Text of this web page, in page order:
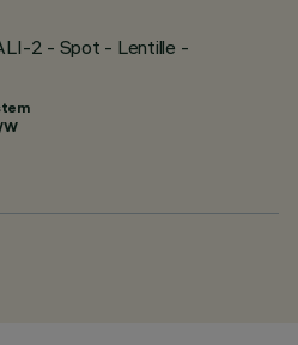
2 - Spot - Lentille -